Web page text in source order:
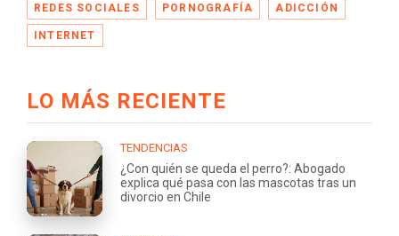
REDES SOCIALES PORNOGRAFÍA ADICCIÓN
INTERNET
LO MÁS RECIENTE
TENDENCIAS
¿Con quién se queda el perro?: Abogado
explica qué pasa con las mascotas tras un
divorcio en Chile